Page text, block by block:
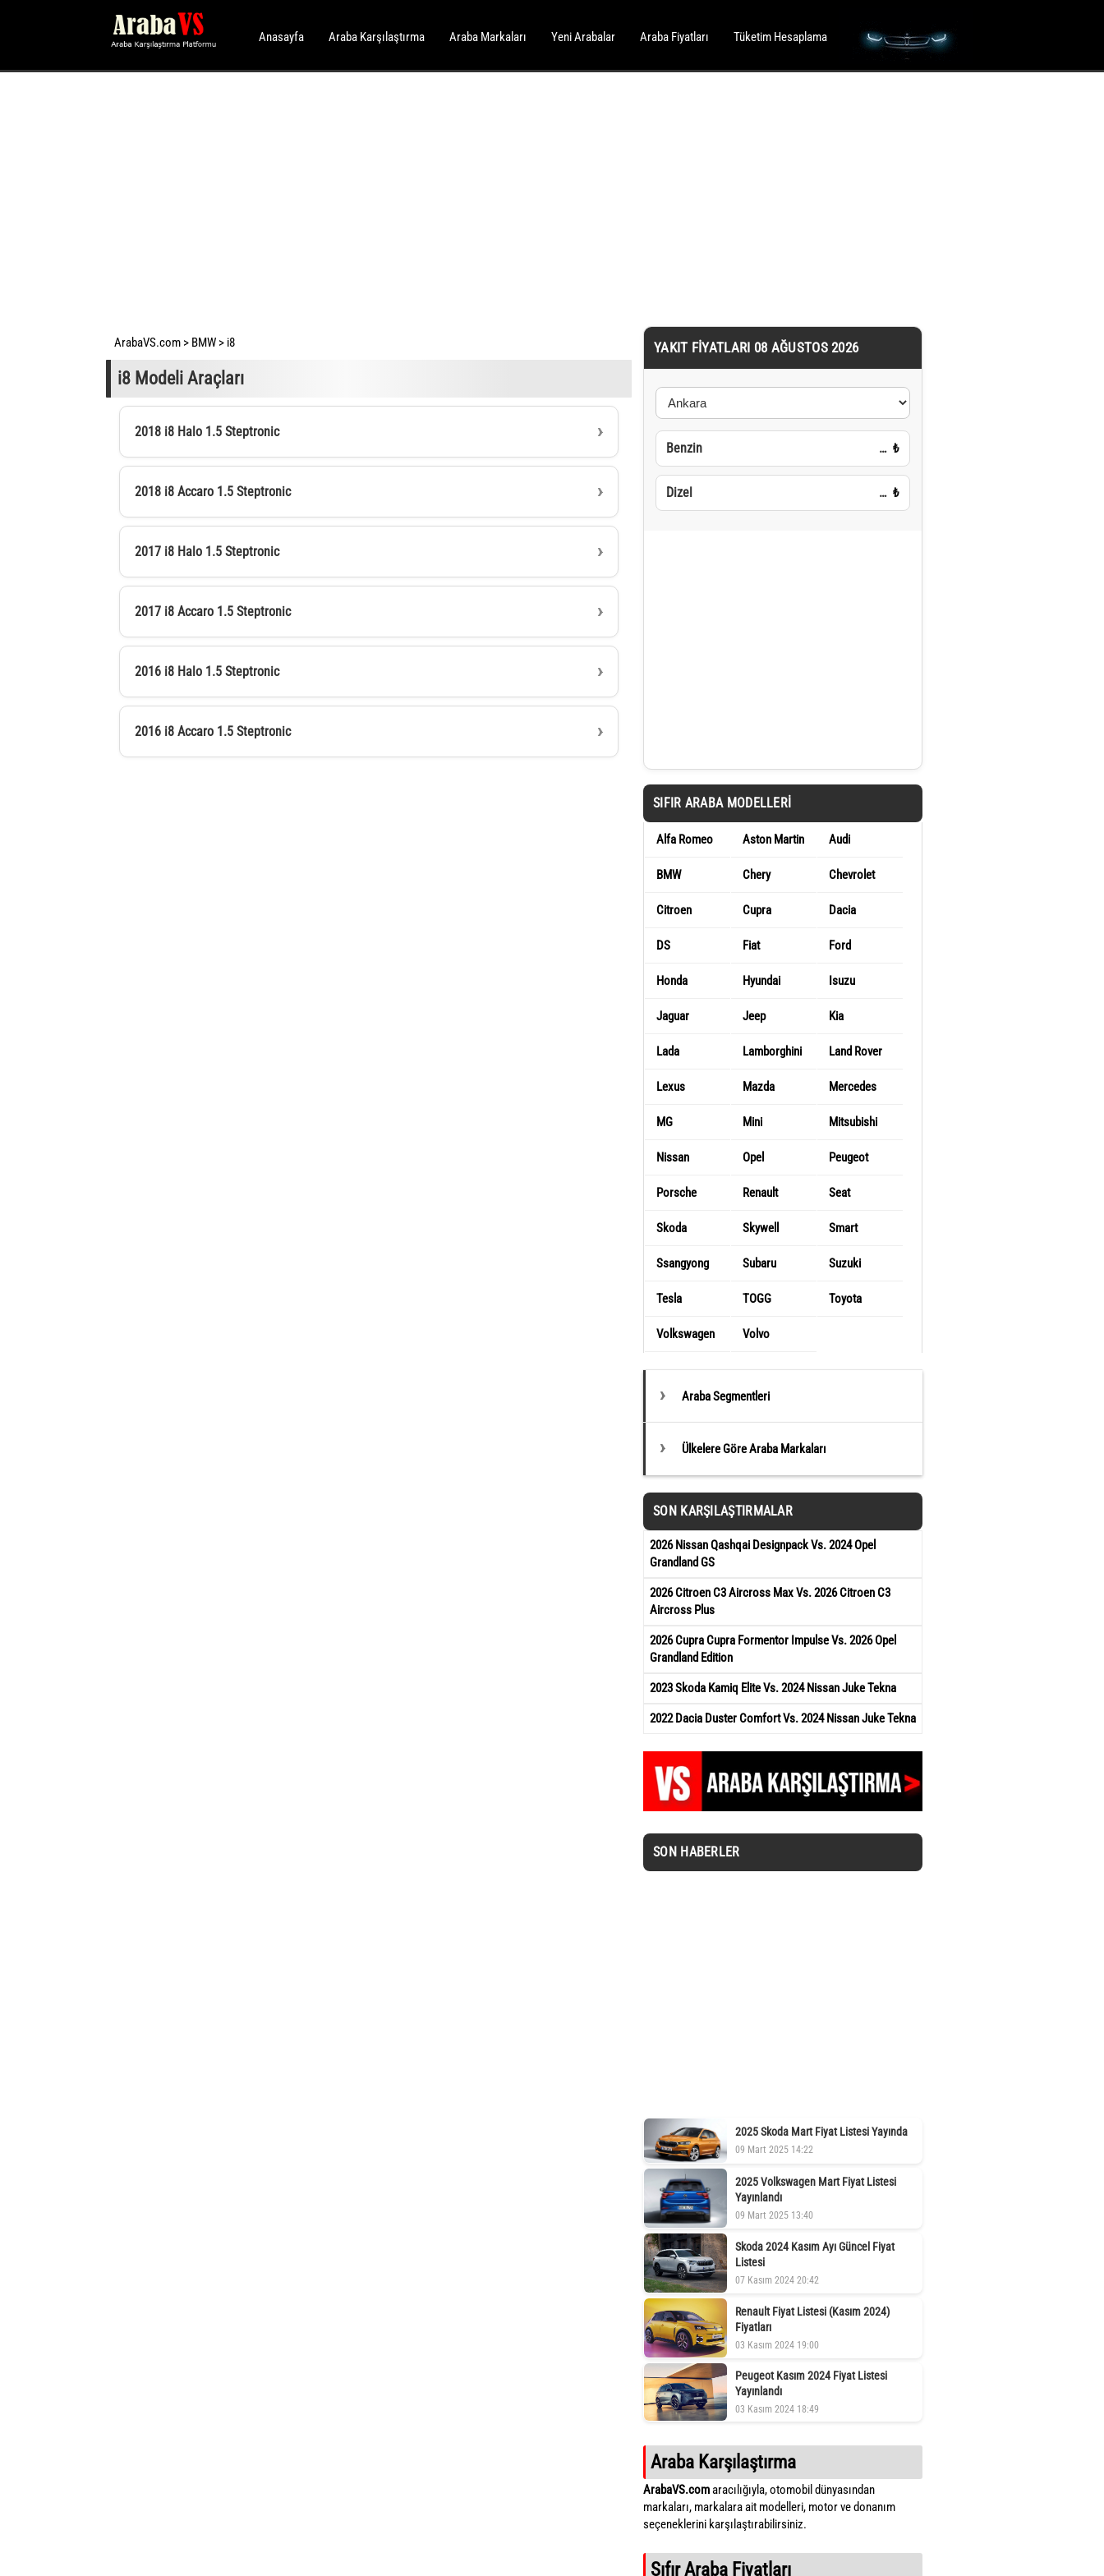
Anasayfa Araba Karşılaştırma Araba Markaları Yeni Arabalar Araba Fiyatları Tüketim Hesaplama
ArabaVS.com > BMW > i8
i8 Modeli Araçları
2018 i8 Halo 1.5 Steptronic
2018 i8 Accaro 1.5 Steptronic
2017 i8 Halo 1.5 Steptronic
2017 i8 Accaro 1.5 Steptronic
2016 i8 Halo 1.5 Steptronic
2016 i8 Accaro 1.5 Steptronic
YAKIT FIYATLARI 08 AĞUSTOS 2026
Benzin … ₺
Dizel … ₺
SIFIR ARABA MODELLERI
Alfa Romeo Aston Martin Audi
BMW Chery Chevrolet
Citroen Cupra Dacia
DS Fiat Ford
Honda Hyundai Isuzu
Jaguar Jeep Kia
Lada Lamborghini Land Rover
Lexus Mazda Mercedes
MG Mini Mitsubishi
Nissan Opel Peugeot
Porsche Renault Seat
Skoda Skywell Smart
Ssangyong Subaru Suzuki
Tesla TOGG Toyota
Volkswagen Volvo
Araba Segmentleri
Ülkelere Göre Araba Markaları
SON KARŞILAŞTIRMALAR
2026 Nissan Qashqai Designpack Vs. 2024 Opel
Grandland GS
2026 Citroen C3 Aircross Max Vs. 2026 Citroen C3
Aircross Plus
2026 Cupra Cupra Formentor Impulse Vs. 2026 Opel
Grandland Edition
2023 Skoda Kamiq Elite Vs. 2024 Nissan Juke Tekna
2022 Dacia Duster Comfort Vs. 2024 Nissan Juke Tekna
SON HABERLER
2025 Skoda Mart Fiyat Listesi Yayında
09 Mart 2025 14:22
2025 Volkswagen Mart Fiyat Listesi
Yayınlandı
09 Mart 2025 13:40
Skoda 2024 Kasım Ayı Güncel Fiyat
Listesi
07 Kasım 2024 20:42
Renault Fiyat Listesi (Kasım 2024)
Fiyatları
03 Kasım 2024 19:00
Peugeot Kasım 2024 Fiyat Listesi
Yayınlandı
03 Kasım 2024 18:49
Araba Karşılaştırma
ArabaVS.comaracılığıyla, otomobil dünyasından
markaları, markalara ait modelleri, motor ve donanım
seçeneklerini karşılaştırabilirsiniz.
Sıfır Araba Fiyatları